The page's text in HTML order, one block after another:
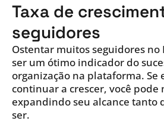
Taxa de
seguidores
Ostentar muitos seguidores no
ser um ótimo indicador do
organização na plataforma. Se
continuar a crescer, você pode
expandindo seu alcance tanto
ser.